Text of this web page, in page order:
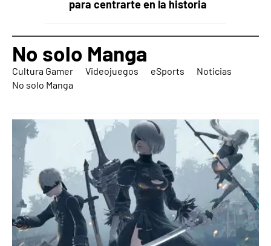
para centrarte en la historia
No solo Manga
Cultura Gamer Videojuegos eSports
Noticias
No solo Manga